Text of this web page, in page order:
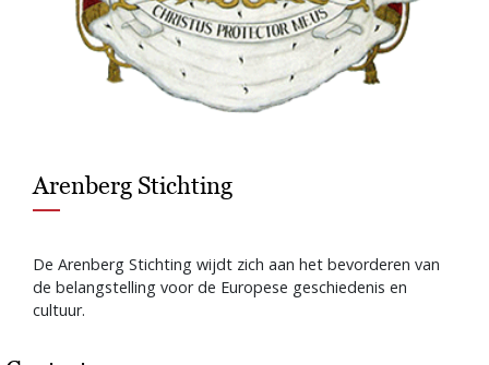
Arenberg Stichting
De Arenberg Stichting wijdt zich aan het bevorderen van
de belangstelling voor de Europese geschiedenis en
cultuur.